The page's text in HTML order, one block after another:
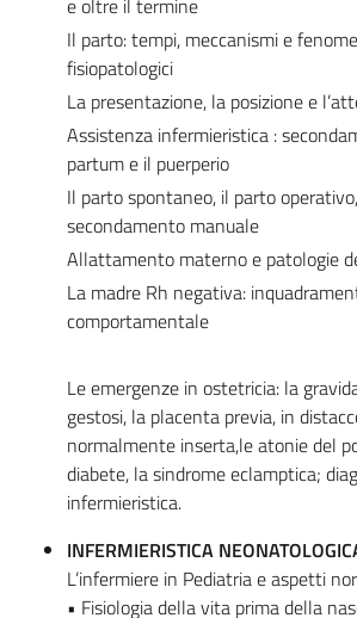
e oltre il termine
Il parto: tempi, meccanismi e
fisiopatologici
La presentazione, la posizione e
Assistenza infermieristica :
partum e il puerperio
Il parto spontaneo, il parto
secondamento manuale
Allattamento materno e patologie
La madre Rh negativa:
comportamentale
Le emergenze in ostetricia: la
gestosi, la placenta previa, in
normalmente inserta,le atonie del
diabete, la sindrome eclamptica;
infermieristica.
INFERMIERISTICA
L’infermiere in Pediatria e aspetti
• Fisiologia della vita prima della